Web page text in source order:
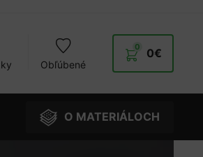
Obľúbené
0€
0
O MATERIÁLOCH